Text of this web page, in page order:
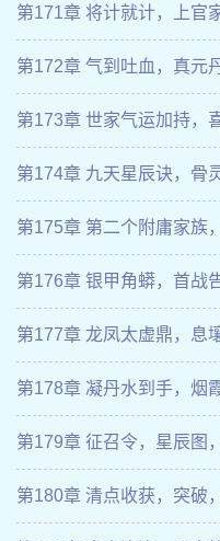
第171章 将计就计，上官
第172章 气到吐血，真元
第173章 世家气运加持，
第174章 九天星辰诀，骨
第175章 第二个附庸家族
第176章 银甲角蟒，首战
第177章 龙凤太虚鼎，息
第178章 凝丹水到手，烟
第179章 征召令，星辰图
第180章 清点收获，突破